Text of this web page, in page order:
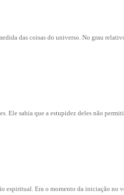
das coisas do universo. No grau
Ele sabia que a estupidez deles não
espiritual. Era o momento da iniciação no